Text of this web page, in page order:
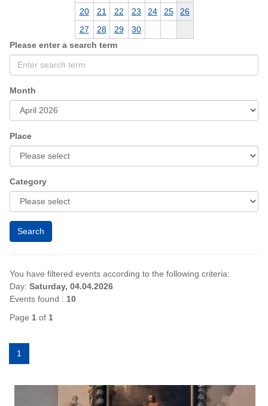
20
21 22 23 24 25
26
27
28 29
30
Please enter a search term
Month
Place
Category
You have filtered events according to the following criteria:
Day: Saturday, 04.04.2026
Events found : 10
Page 1 of 1
1